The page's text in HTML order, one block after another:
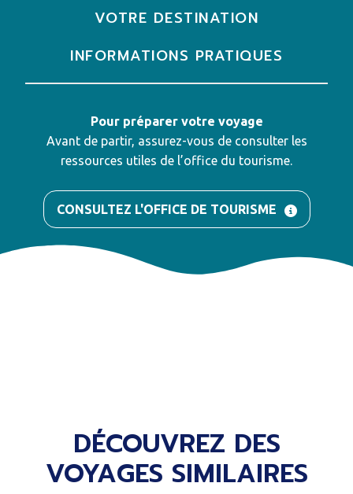
VOTRE DESTINATION
INFORMATIONS PRATIQUES
Pour préparer votre voyage
Avant de partir, assurez-vous de consulter les
ressources utiles de l’office du tourisme.
CONSULTEZ L'OFFICE DE TOURISME
DÉCOUVREZ DES
VOYAGES SIMILAIRES